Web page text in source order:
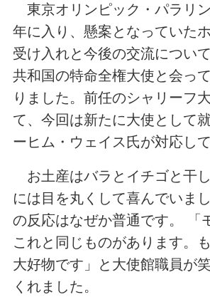
東京オリンピック・パラリ
年に入り、懸案となっていた
受け入れと今後の交流につい
共和国の特命全権大使と会っ
りました。前任のシャリーフ
て、今回は新たに大使として
ーヒム・ウェイス氏が対応し
お土産はバラとイチゴと干
には目を丸くして喜んでいま
の反応はなぜか普通です。 「
これと同じものがあります。
大好物です」と大使館職員が
くれました。